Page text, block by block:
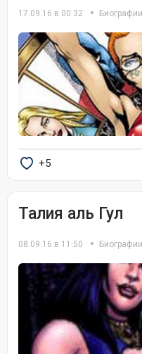
17.09.16 в 00:32 Биографии
+5
Талия аль Гул
08.09.16 в 11:50 Биографии